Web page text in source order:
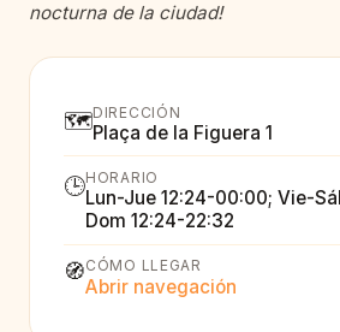
nocturna de la ciudad!
🗺️DIRECCIÓN
Plaça de la Figuera 1
🕒HORARIO
Lun-Jue 12:24-00:00; Vie-
Dom 12:24-22:32
🧭CÓMO LLEGAR
Abrir navegación